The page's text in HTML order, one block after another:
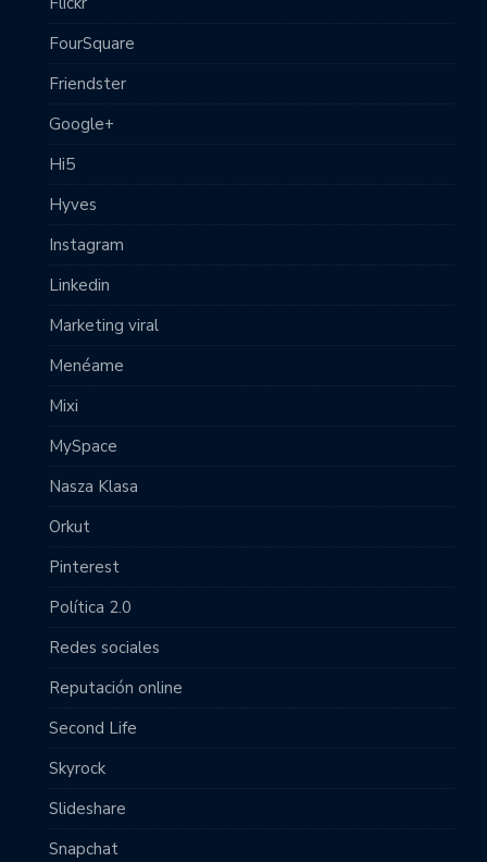
FourSquare
Friendster
Google+
Hi5
Hyves
Instagram
Linkedin
Marketing viral
Menéame
Mixi
MySpace
Nasza Klasa
Orkut
Pinterest
Política 2.0
Redes sociales
Reputación online
Second Life
Skyrock
Slideshare
Snapchat